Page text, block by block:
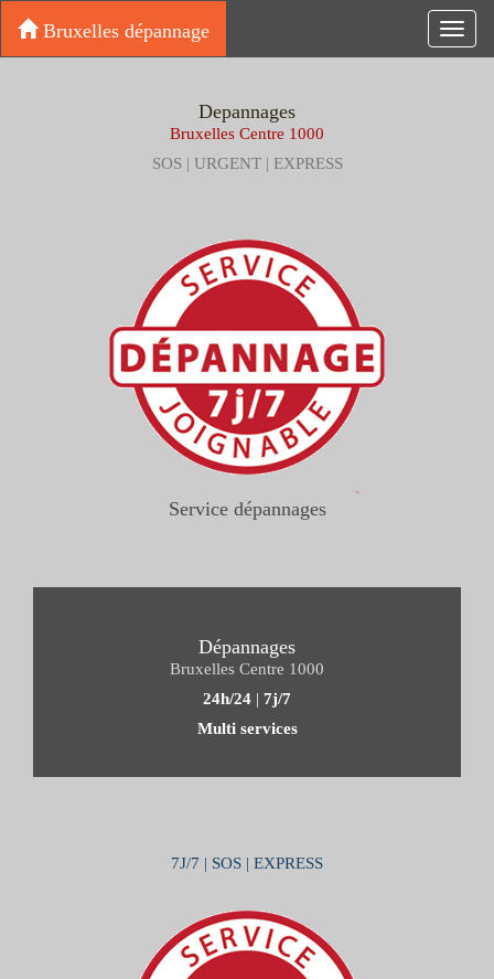
Bruxelles dépannage
Depannages
Bruxelles Centre 1000
SOS | URGENT | EXPRESS
Service dépannages
Dépannages
Bruxelles Centre 1000
24h/24 | 7j/7
Multi services
7J/7 | SOS | EXPRESS